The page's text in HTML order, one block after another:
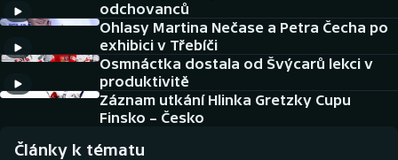
DALŠÍ SPORTY
Americký fotbal
Baseball a softbal
Basketbal
NEPŘEHLÉDNĚTE
Soutěže
Historické návraty
odchovanců
Ohlasy Martina Nečase a Petra Čecha po
exhibici v Třebíči
Osmnáctka dostala od Švýcarů lekci v
produktivitě
Záznam utkání Hlinka Gretzky Cupu
Finsko – Česko
Články k tématu